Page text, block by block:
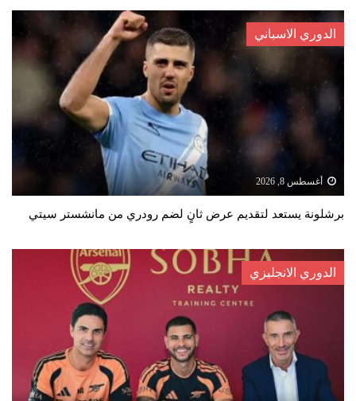
الدوري الاسباني
أغسطس 8, 2026
برشلونة يستعد لتقديم عرض ثانٍ لضم رودري من مانشستر سيتي
الدوري الانجليزي